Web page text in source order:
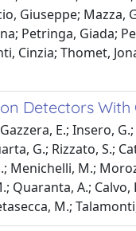
Giuseppe;
Petringa, Giada;
Cinzia; Thomet,
Detectors
E.; Insero,
G.; Rizzato, S.;
Menichelli, M.;
A.; Calvo,
M.;